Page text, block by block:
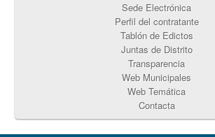
Sede Electrónica
Perfil del contratante
Tablón de Edictos
Juntas de Distrito
Transparencia
Web Municipales
Web Temática
Contacta